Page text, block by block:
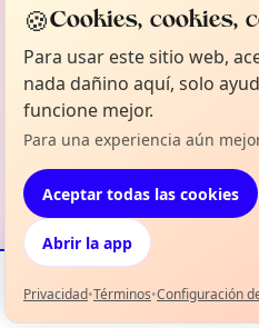
Eventos Mapa
🍪Cookies, cookies,
Para usar este sitio web,
nada dañino aquí, solo
funcione mejor.
Para una experiencia aún
Aceptar todas las cookies
Abrir la app
Privacidad•Términos•Configuración